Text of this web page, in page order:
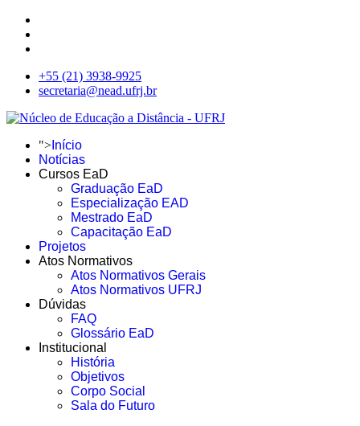
+55 (21) 3938-9925
secretaria@nead.ufrj.br
"> Início
Notícias
Cursos EaD
Graduação EaD
Especialização EAD
Mestrado EaD
Capacitação EaD
Projetos
Atos Normativos
Atos Normativos Gerais
Atos Normativos UFRJ
Dúvidas
FAQ
Glossário EaD
Institucional
História
Objetivos
Corpo Social
Sala do Futuro